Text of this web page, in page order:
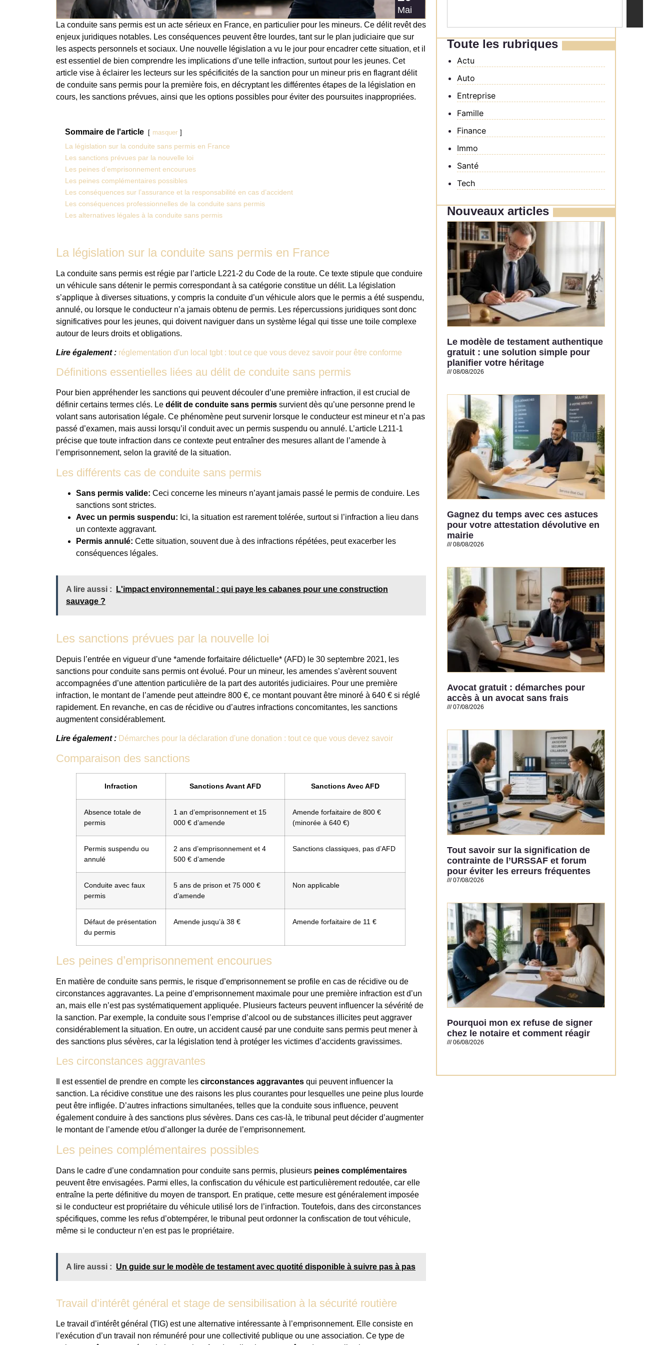
Mai
La conduite sans permis est un acte sérieux en France, en particulier pour les mineurs. Ce délit revêt des
enjeux juridiques notables. Les conséquences peuvent être lourdes, tant sur le plan judiciaire que sur
les aspects personnels et sociaux. Une nouvelle législation a vu le jour pour encadrer cette situation, et il
est essentiel de bien comprendre les implications d’une telle infraction, surtout pour les jeunes. Cet
article vise à éclairer les lecteurs sur les spécificités de la sanction pour un mineur pris en flagrant délit
de conduite sans permis pour la première fois, en décryptant les différentes étapes de la législation en
cours, les sanctions prévues, ainsi que les options possibles pour éviter des poursuites inappropriées.
Sommaire de l'article masquer
La législation sur la conduite sans permis en France
Les sanctions prévues par la nouvelle loi
Les peines d’emprisonnement encourues
Les peines complémentaires possibles
Les conséquences sur l’assurance et la responsabilité en cas d’accident
Les conséquences professionnelles de la conduite sans permis
Les alternatives légales à la conduite sans permis
La législation sur la conduite sans permis en France
La conduite sans permis est régie par l’article L221-2 du Code de la route. Ce texte stipule que conduire
un véhicule sans détenir le permis correspondant à sa catégorie constitue un délit. La législation
s’applique à diverses situations, y compris la conduite d’un véhicule alors que le permis a été suspendu,
annulé, ou lorsque le conducteur n’a jamais obtenu de permis. Les répercussions juridiques sont donc
significatives pour les jeunes, qui doivent naviguer dans un système légal qui tisse une toile complexe
autour de leurs droits et obligations.
Lire également : réglementation d'un local tgbt : tout ce que vous devez savoir pour être conforme
Définitions essentielles liées au délit de conduite sans permis
Pour bien appréhender les sanctions qui peuvent découler d’une première infraction, il est crucial de
définir certains termes clés. Le délit de conduite sans permis survient dès qu’une personne prend le
volant sans autorisation légale. Ce phénomène peut survenir lorsque le conducteur est mineur et n’a pas
passé d’examen, mais aussi lorsqu’il conduit avec un permis suspendu ou annulé. L’article L211-1
précise que toute infraction dans ce contexte peut entraîner des mesures allant de l’amende à
l’emprisonnement, selon la gravité de la situation.
Les différents cas de conduite sans permis
Sans permis valide: Ceci concerne les mineurs n’ayant jamais passé le permis de conduire. Les
sanctions sont strictes.
Avec un permis suspendu: Ici, la situation est rarement tolérée, surtout si l’infraction a lieu dans
un contexte aggravant.
Permis annulé: Cette situation, souvent due à des infractions répétées, peut exacerber les
conséquences légales.
A lire aussi :
L'impact environnemental : qui paye les cabanes pour une construction
sauvage ?
Les sanctions prévues par la nouvelle loi
Depuis l’entrée en vigueur d’une *amende forfaitaire délictuelle* (AFD) le 30 septembre 2021, les
sanctions pour conduite sans permis ont évolué. Pour un mineur, les amendes s’avèrent souvent
accompagnées d’une attention particulière de la part des autorités judiciaires. Pour une première
infraction, le montant de l’amende peut atteindre 800 €, ce montant pouvant être minoré à 640 € si réglé
rapidement. En revanche, en cas de récidive ou d’autres infractions concomitantes, les sanctions
augmentent considérablement.
Lire également : Démarches pour la déclaration d'une donation : tout ce que vous devez savoir
Comparaison des sanctions
Infraction Sanctions Avant AFD Sanctions Avec AFD
Absence totale de
permis
1 an d’emprisonnement et 15
000 € d’amende
Amende forfaitaire de 800 €
(minorée à 640 €)
Permis suspendu ou
annulé
2 ans d’emprisonnement et 4
500 € d’amende
Sanctions classiques, pas d’AFD
Conduite avec faux
permis
5 ans de prison et 75 000 €
d’amende
Non applicable
Défaut de présentation
du permis
Amende jusqu’à 38 € Amende forfaitaire de 11 €
Les peines d’emprisonnement encourues
En matière de conduite sans permis, le risque d’emprisonnement se profile en cas de récidive ou de
circonstances aggravantes. La peine d’emprisonnement maximale pour une première infraction est d’un
an, mais elle n’est pas systématiquement appliquée. Plusieurs facteurs peuvent influencer la sévérité de
la sanction. Par exemple, la conduite sous l’emprise d’alcool ou de substances illicites peut aggraver
considérablement la situation. En outre, un accident causé par une conduite sans permis peut mener à
des sanctions plus sévères, car la législation tend à protéger les victimes d’accidents gravissimes.
Les circonstances aggravantes
Il est essentiel de prendre en compte les circonstances aggravantes qui peuvent influencer la
sanction. La récidive constitue une des raisons les plus courantes pour lesquelles une peine plus lourde
peut être infligée. D’autres infractions simultanées, telles que la conduite sous influence, peuvent
également conduire à des sanctions plus sévères. Dans ces cas-là, le tribunal peut décider d’augmenter
le montant de l’amende et/ou d’allonger la durée de l’emprisonnement.
Les peines complémentaires possibles
Dans le cadre d’une condamnation pour conduite sans permis, plusieurs peines complémentaires
peuvent être envisagées. Parmi elles, la confiscation du véhicule est particulièrement redoutée, car elle
entraîne la perte définitive du moyen de transport. En pratique, cette mesure est généralement imposée
si le conducteur est propriétaire du véhicule utilisé lors de l’infraction. Toutefois, dans des circonstances
spécifiques, comme les refus d’obtempérer, le tribunal peut ordonner la confiscation de tout véhicule,
même si le conducteur n’en est pas le propriétaire.
A lire aussi : Un guide sur le modèle de testament avec quotité disponible à suivre pas à pas
Travail d’intérêt général et stage de sensibilisation à la sécurité routière
Le travail d’intérêt général (TIG) est une alternative intéressante à l’emprisonnement. Elle consiste en
l’exécution d’un travail non rémunéré pour une collectivité publique ou une association. Ce type de
Toute les rubriques
Actu
Auto
Entreprise
Famille
Finance
Immo
Santé
Tech
Nouveaux articles
Le modèle de testament authentique
gratuit : une solution simple pour
planifier votre héritage
08/08/2026
Gagnez du temps avec ces astuces
pour votre attestation dévolutive en
mairie
08/08/2026
Avocat gratuit : démarches pour
accès à un avocat sans frais
07/08/2026
Tout savoir sur la signification de
contrainte de l’URSSAF et forum
pour éviter les erreurs fréquentes
07/08/2026
Pourquoi mon ex refuse de signer
chez le notaire et comment réagir
06/08/2026